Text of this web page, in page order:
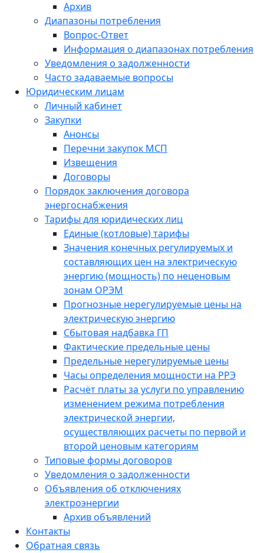
Архив
Диапазоны потребления
Вопрос-Ответ
Информация о диапазонах потребления
Уведомления о задолженности
Часто задаваемые вопросы
Юридическим лицам
Личный кабинет
Закупки
Анонсы
Перечни закупок МСП
Извещения
Договоры
Порядок заключения договора
энергоснабжения
Тарифы для юридических лиц
Единые (котловые) тарифы
Значения конечных регулируемых и
составляющих цен на электрическую
энергию (мощность) по неценовым
зонам ОРЭМ
Прогнозные нерегулируемые цены на
электрическую энергию
Сбытовая надбавка ГП
Фактические предельные цены
Предельные нерегулируемые цены
Часы определения мощности на РРЭ
Расчёт платы за услуги по управлению
изменением режима потребления
электрической энергии,
осуществляющих расчеты по первой и
второй ценовым категориям
Типовые формы договоров
Уведомления о задолженности
Объявления об отключениях
электроэнергии
Архив объявлений
Контакты
Обратная связь